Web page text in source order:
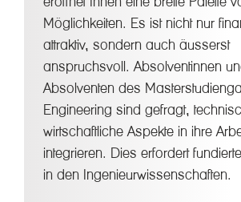
Möglichkeiten. Es ist nicht nur
attraktiv, sondern auch äusserst
anspruchsvoll. Absolventinnen
Absolventen des
Engineering sind gefragt,
wirtschaftliche Aspekte in ihre
integrieren. Dies erfordert
in den Ingenieurwissenschaften.